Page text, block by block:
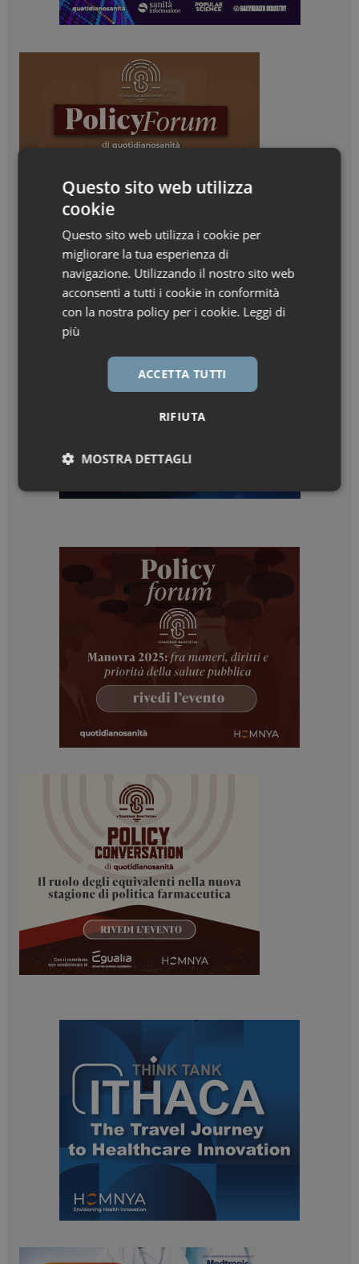
Questo sito web utilizza
cookie
Questo sito web utilizza i cookie per
migliorare la tua esperienza di
navigazione. Utilizzando il nostro sito web
acconsenti a tutti i cookie in conformità
con la nostra policy per i cookie. Leggi di
più
ACCETTA TUTTI
RIFIUTA
MOSTRA DETTAGLI
Necessari Marketing
Necessari
I cookie necessari contribuiscono a rendere fruibile il
sito web abilitandone funzionalità di base quali la
navigazione sulle pagine e l'accesso alle aree
protette del sito. Il sito web non è in grado di
funzionare correttamente senza questi cookie.
NOME
FORNITORE / DOMINIO
_ga
.dailyhealthindustry.it
ARRAffinitySameSite
Microsoft Corporation
.www.dailyhealthindustry.it